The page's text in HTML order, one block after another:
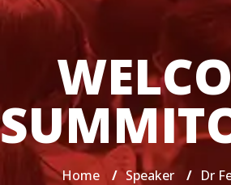
Home / Speaker / Dr